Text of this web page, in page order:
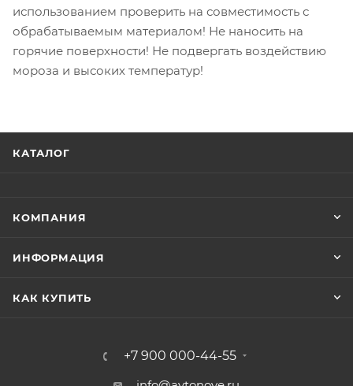
использованием проверить на совместимость с
обрабатываемым материалом! Не наносить на
горячие поверхности! Не подвергать воздействию
мороза и высоких температур!
КАТАЛОГ
КОМПАНИЯ
ИНФОРМАЦИЯ
КАК КУПИТЬ
+7 900 000-44-55